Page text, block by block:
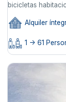
bicicletas
Alquiler
1 -> 61